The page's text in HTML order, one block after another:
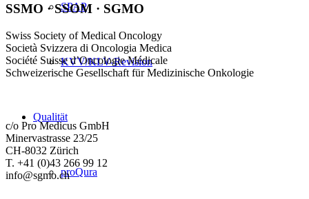
SPAP
KVV/KLV-Revision
Qualität
proQura
SSMO · SSOM · SGMO
Swiss Society of Medical Oncology
Società Svizzera di Oncologia Medica
Société Suisse d’Oncologie Médicale
Schweizerische Gesellschaft für Medizinische Onkologie
c/o Pro Medicus GmbH
Minervastrasse 23/25
CH-8032 Zürich
T. +41 (0)43 266 99 12
info@sgmo.ch